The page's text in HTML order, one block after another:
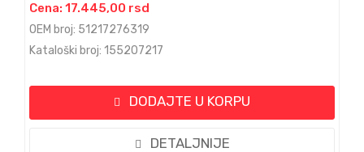
Cena: 17.445,00 rsd
OEM broj: 51217276319
Kataloški broj: 155207217
DODAJTE U KORPU
DETALJNIJE